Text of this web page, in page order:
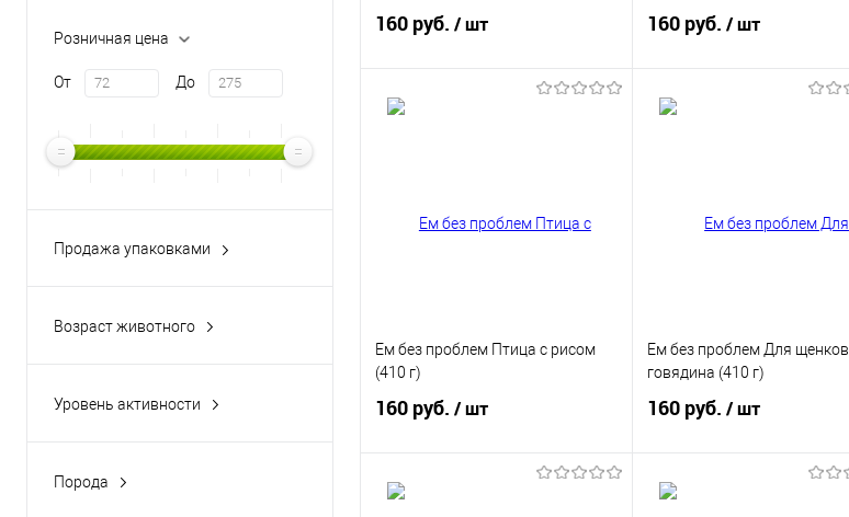
Розничная цена
От До
Продажа упаковками
Возраст животного
Уровень активности
Порода
160 руб. / шт 160 руб. / шт
Ем без проблем Птица с рисом
(410 г)
160 руб. / шт
Ем без проблем Для щенков
говядина (410 г)
160 руб. / шт